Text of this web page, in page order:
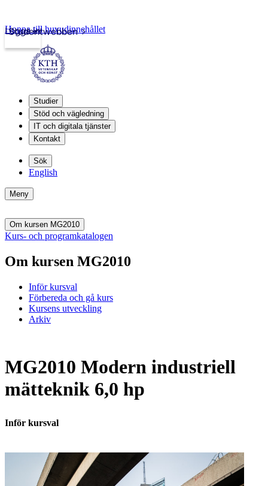
Studentwebben
Logga in
Hoppa till huvudinnehållet
Studier
Stöd och vägledning
IT och digitala tjänster
Kontakt
Sök
English
Meny
Om kursen MG2010
Kurs- och programkatalogen
Om kursen MG2010
Inför kursval
Förbereda och gå kurs
Kursens utveckling
Arkiv
MG2010 Modern industriell
mätteknik 6,0 hp
Inför kursval